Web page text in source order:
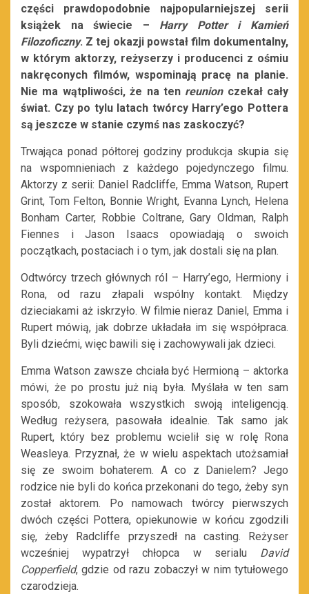
części prawdopodobnie najpopularniejszej serii
książek na świecie – Harry Potter i Kamień
Filozoficzny. Z tej okazji powstał film dokumentalny,
w którym aktorzy, reżyserzy i producenci z ośmiu
nakręconych filmów, wspominają pracę na planie.
Nie ma wątpliwości, że na ten reunionczekał cały
świat. Czy po tylu latach twórcy Harry’ego Pottera
są jeszcze w stanie czymś nas zaskoczyć?
Trwająca ponad półtorej godziny produkcja skupia się
na wspomnieniach z każdego pojedynczego filmu.
Aktorzy z serii: Daniel Radcliffe, Emma Watson, Rupert
Grint, Tom Felton, Bonnie Wright, Evanna Lynch, Helena
Bonham Carter, Robbie Coltrane, Gary Oldman, Ralph
Fiennes i Jason Isaacs opowiadają o swoich
początkach, postaciach i o tym, jak dostali się na plan.
Odtwórcy trzech głównych ról – Harry’ego, Hermiony i
Rona, od razu złapali wspólny kontakt. Między
dzieciakami aż iskrzyło. W filmie nieraz Daniel, Emma i
Rupert mówią, jak dobrze układała im się współpraca.
Byli dziećmi, więc bawili się i zachowywali jak dzieci.
Emma Watson zawsze chciała być Hermioną – aktorka
mówi, że po prostu już nią była. Myślała w ten sam
sposób, szokowała wszystkich swoją inteligencją.
Według reżysera, pasowała idealnie. Tak samo jak
Rupert, który bez problemu wcielił się w rolę Rona
Weasleya. Przyznał, że w wielu aspektach utożsamiał
się ze swoim bohaterem. A co z Danielem? Jego
rodzice nie byli do końca przekonani do tego, żeby syn
został aktorem. Po namowach twórcy pierwszych
dwóch części Pottera, opiekunowie w końcu zgodzili
się, żeby Radcliffe przyszedł na casting. Reżyser
wcześniej wypatrzył chłopca w serialu David
Copperfield, gdzie od razu zobaczył w nim tytułowego
czarodzieja.